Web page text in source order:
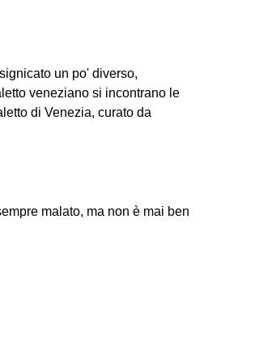
un po' diverso,
veneziano si incontrano le
di Venezia, curato da
malato, ma non è mai ben